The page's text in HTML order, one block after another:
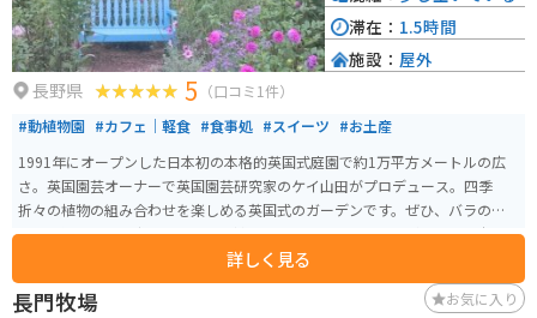
長野県 5 （口コミ1件）
#動植物園 #カフェ｜軽食 #食事処 #スイーツ #お土産
1991年にオープンした日本初の本格的英国式庭園で約1万平方メートルの広
さ。英国園芸オーナーで英国園芸研究家のケイ山田がプロデュース。四季
折々の植物の組み合わせを楽しめる英国式のガーデンです。ぜひ、バラのシ
ーズン以外にもお出かけ下さい。植物の葉と葉の組み合わせが奏でる、本物
のイングリッシュガーデンでの楽しみ方がおわかりになるかと思います。 小
鳥のさえずりに耳を傾け、花々の香りを感じながら葉影からこぼれ落ちる光
の中をゆっくりと歩きましょう。癒しと安らぎの空間がここ蓼科高原にあり
詳しく見る
滞在： 1.5時間
施設： 屋外
長門牧場 お気に入り